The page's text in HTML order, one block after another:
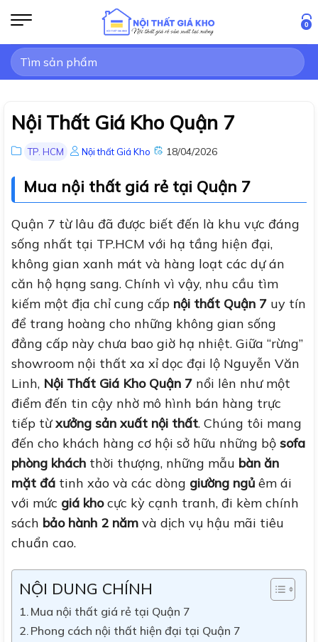
qua
nội
dung
0
Tìm
kiếm:
Nội Thất Giá Kho Quận 7
TP. HCM Nội thất Giá Kho 18/04/2026
Mua nội thất giá rẻ tại Quận 7
Quận 7 từ lâu đã được biết đến là khu vực đáng
sống nhất tại TP.HCM với hạ tầng hiện đại,
không gian xanh mát và hàng loạt các dự án
căn hộ hạng sang. Chính vì vậy, nhu cầu tìm
kiếm một địa chỉ cung cấp nội thất Quận 7 uy tín
để trang hoàng cho những không gian sống
đẳng cấp này chưa bao giờ hạ nhiệt. Giữa “rừng”
showroom nội thất xa xỉ dọc đại lộ Nguyễn Văn
Linh, Nội Thất Giá Kho Quận 7 nổi lên như một
điểm đến tin cậy nhờ mô hình bán hàng trực
tiếp từxưởng sản xuất nội thất. Chúng tôi mang
đến cho khách hàng cơ hội sở hữu những bộ sofa
phòng khách thời thượng, những mẫu bàn ăn
mặt đá tinh xảo và các dòng giường ngủ êm ái
với mức giá khocực kỳ cạnh tranh, đi kèm chính
sách bảo hành 2 năm và dịch vụ hậu mãi tiêu
chuẩn cao.
NỘI DUNG CHÍNH
Mua nội thất giá rẻ tại Quận 7
Phong cách nội thất hiện đại tại Quận 7